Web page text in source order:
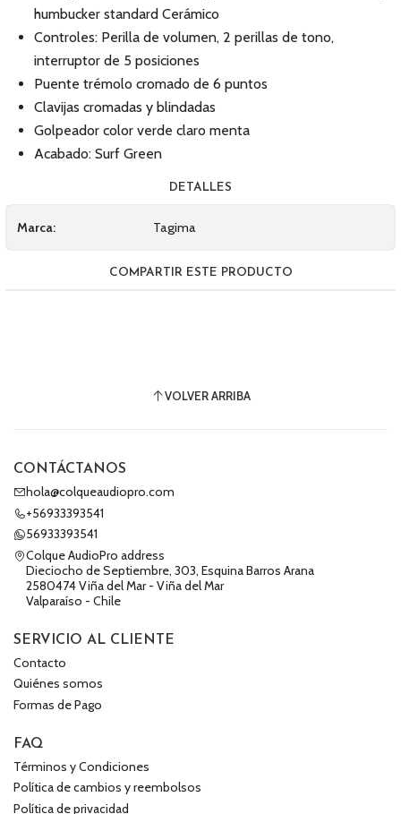
humbucker standard Cerámico
Controles: Perilla de volumen, 2 perillas de tono,
interruptor de 5 posiciones
Puente trémolo cromado de 6 puntos
Clavijas cromadas y blindadas
Golpeador color verde claro menta
Acabado: Surf Green
DETALLES
Marca: Tagima
COMPARTIR ESTE PRODUCTO
VOLVER ARRIBA
CONTÁCTANOS
hola@colqueaudiopro.com
+56933393541
56933393541
Colque AudioPro address
Dieciocho de Septiembre, 303, Esquina Barros Arana
2580474 Viña del Mar - Viña del Mar
Valparaíso - Chile
SERVICIO AL CLIENTE
Contacto
Quiénes somos
Formas de Pago
FAQ
Términos y Condiciones
Política de cambios y reembolsos
Política de privacidad